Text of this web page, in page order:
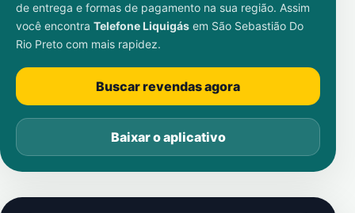
de entrega e formas de pagamento na sua região. Assim
você encontra Telefone Liquigás em São Sebastião Do
Rio Preto com mais rapidez.
Buscar revendas agora
Baixar o aplicativo